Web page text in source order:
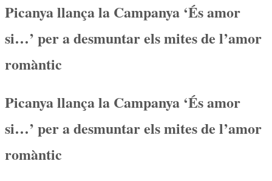
Picanya llança la Campanya ‘És amor
si…’ per a desmuntar els mites de l’amor
romàntic
Picanya llança la Campanya ‘És amor
si…’ per a desmuntar els mites de l’amor
romàntic